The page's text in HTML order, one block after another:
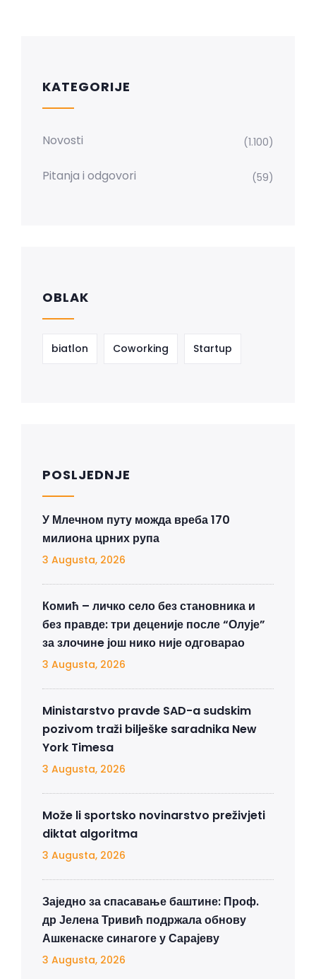
KATEGORIJE
Novosti (1.100)
Pitanja i odgovori (59)
OBLAK
biatlon Coworking Startup
POSLJEDNJE
У Млечном путу можда вреба 170
милиона црних рупа
3 Augusta, 2026
Комић – личко село без становника и
без правде: три деценије после “Олује”
за злочинe још нико није одговарао
3 Augusta, 2026
Ministarstvo pravde SAD-a sudskim
pozivom traži bilješke saradnika New
York Timesa
3 Augusta, 2026
Može li sportsko novinarstvo preživjeti
diktat algoritma
3 Augusta, 2026
Заједно за спасавање баштине: Проф.
др Јелена Тривић подржала обнову
Ашкенаске синагоге у Сарајеву
3 Augusta, 2026